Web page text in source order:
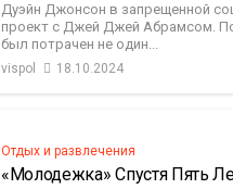
Дуэйн Джонсон в запрещенной
проект с Джей Джей Абрамсом.
был потрачен не один...
vispol 18.10.2024
Отдых и развлечения
«Молодежка» Спустя Пять